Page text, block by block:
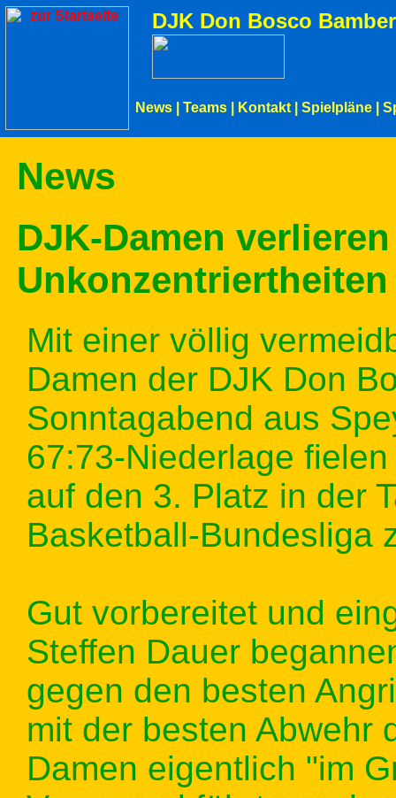
DJK Don Bosco
News Teams Kontakt Spielpläne
News
DJK-Damen
Mit einer völlig
Damen der DJK Don
Sonntagabend aus
67:73-Niederlage
auf den 3. Platz in der
Basketball-Bundesliga
Gut vorbereitet und
Steffen Dauer
gegen den besten
mit der besten Abwehr
Damen eigentlich "im